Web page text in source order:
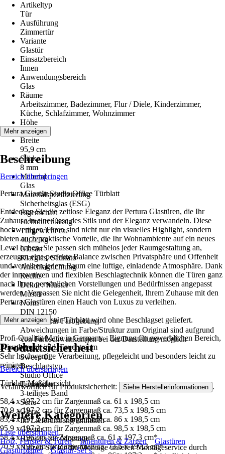
Artikeltyp
Tür
Ausführung
Zimmertür
Variante
Glastür
Einsatzbereich
Innen
Anwendungsbereich
Glas
Räume
Arbeitszimmer, Badezimmer, Flur / Diele, Kinderzimmer,
Küche, Schlafzimmer, Wohnzimmer
Höhe
209,7 cm
Breite
95,9 cm
Stärke
8 mm
Material
Glas
Materialspezifizierung
Sicherheitsglas (ESG)
Eigenschaft
Lichtdurchlässig
Türgewicht ca.
40,22 kg
Glasart
Klarglas, Satinato
Anschlagrichtung
Rechts
Dekor / Muster
Muster
Norm
DIN 12150
Hinweis zur Farbgebung
Abweichungen in Farbe/Struktur zum Original sind aufgrund
von Farbschwankungen bei der Darstellung möglich
Motiv
Sweep 01
Beschlagstyp
Studio Office
Türbänder
3-teiliges Band
Serie
Glera
Im Lieferumfang enthalten
Glastür
Hinweis zur Montage
Nutzen Sie für die Montage unseren Montageservice durch
Mehr anzeigen
Beschreibung
Bereich überspringen
Pertura Glastür Studio Office Türblatt
Entdecken Sie die zeitlose Eleganz der Pertura Glastüren, die Ihr
Zuhause in eine Oase des Stils und der Eleganz verwandeln. Diese
hochwertigen Türen sind nicht nur ein visuelles Highlight, sondern
bieten auch praktische Vorteile, die Ihr Wohnambiente auf ein neues
Level heben. Sie passen sich mühelos jeder Raumgestaltung an,
erzeugen eine perfekte Balance zwischen Privatsphäre und Offenheit
und verleihen jedem Raum eine luftige, einladende Atmosphäre. Dank
der innovativen und flexiblen Beschlagtechnik können die Türen ganz
nach Ihren persönlichen Vorstellungen und Bedürfnissen angepasst
werden. Verpassen Sie nicht die Gelegenheit, Ihrem Zuhause mit den
Pertura Glastüren einen Hauch von Luxus zu verleihen.
Das Pertura Glastür Türblatt wird ohne Beschlagset geliefert.
Profi-Qualität Made in Germany - Eignung für gewerblichen Bereich,
Privatbereich inkl. Feuchtraum
Sehr hochwertige Verarbeitung, pflegeleicht und besonders leicht zu
reinigen
Türblatt-Maßübersicht
58,4 x 197,2 cm für Zargenmaß ca. 61 x 198,5 cm
70,9 x 197,2 cm für Zargenmaß ca. 73,5 x 198,5 cm
83,4 x 197,2 cm für Zargenmaß ca. 86 x 198,5 cm
95,9 x 197,2 cm für Zargenmaß ca. 98,5 x 198,5 cm
58,4 x 196 cm für Zargenmaß ca. 61 x 197,3 cm*
70,9 x 196 cm für Zargenmaß ca. 73,5 x 197,3 cm*
Mehr anzeigen
Produktsicherheit
Bereich überspringen
Verantwortlich für Produktsicherheit: Siehe Herstellerinformationen .
Weitere Kategorien
Liste überspringen
Holz, Fenster & Türen
Innentüren & Zargen
Glastüren
Glastürblätter
Glastür-Set´s